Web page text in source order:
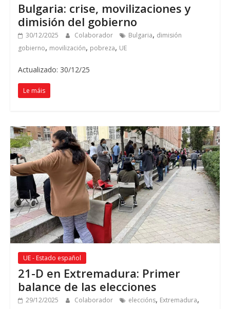
Bulgaria: crise, movilizaciones y
dimisión del gobierno
30/12/2025 Colaborador Bulgaria, dimisión
gobierno, movilización, pobreza, UE
Actualizado: 30/12/25
Le máis
UE - Estado español
21-D en Extremadura: Primer
balance de las elecciones
29/12/2025 Colaborador eleccións, Extremadura,